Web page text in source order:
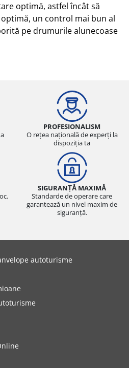
optimă, astfel încât să
un control mai bun al
pe drumurile alunecoase
PROFESIONALISM
O rețea națională de experți la
dispoziția ta
SIGURANȚĂ MAXIMĂ
Standarde de operare care
garantează un nivel maxim de
siguranță.
autoturisme